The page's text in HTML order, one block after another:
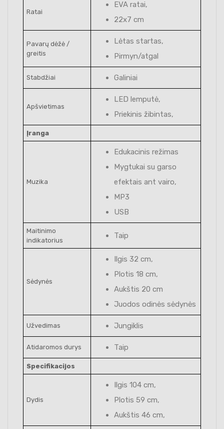
Ratai
EVA ratai,
22x7 cm
Pavarų dėžė /
greitis
Lėtas startas,
Pirmyn/atgal
Stabdžiai Galiniai
Apšvietimas
LED lemputė,
Priekinis žibintas,
Įranga
Muzika
Edukacinis režimas
Mygtukai su garso
efektais ant vairo,
MP3
USB
Maitinimo
indikatorius
Taip
Sėdynės
Ilgis 32 cm,
Plotis 18 cm,
Aukštis 20 cm
Juodos odinės sėdynės
Užvedimas Jungiklis
Atidaromos durys Taip
Specifikacijos
Dydis
Ilgis 104 cm,
Plotis 59 cm,
Aukštis 46 cm,